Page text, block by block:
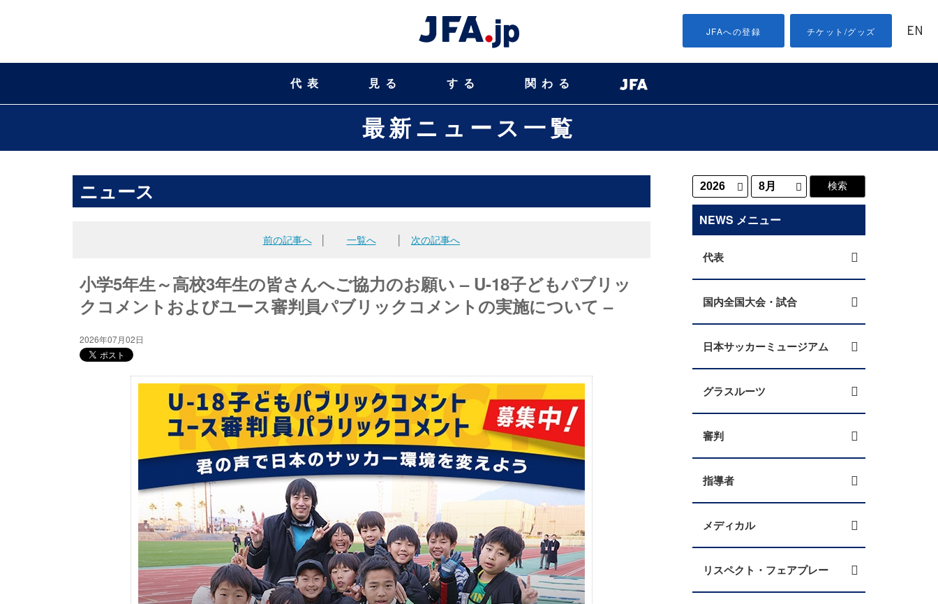
JFAへの登録 チケット/グッズ EN
代表 見る する 関わる
最新ニュース一覧
ニュース
前の記事へ│ 一覧へ 次の記事へ
小学5年生～高校3年生の皆さんへご協力のお願い – U-18子どもパブリッ
クコメントおよびユース審判員パブリックコメントの実施について –
2026年07月02日
NEWS メニュー
代表
国内全国大会・試合
日本サッカーミュージアム
グラスルーツ
審判
指導者
メディカル
リスペクト・フェアプレー